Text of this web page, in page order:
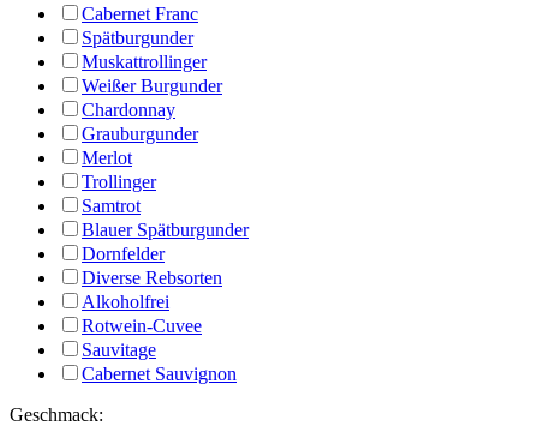
Cabernet Franc
Spätburgunder
Muskattrollinger
Weißer Burgunder
Chardonnay
Grauburgunder
Merlot
Trollinger
Samtrot
Blauer Spätburgunder
Dornfelder
Diverse Rebsorten
Alkoholfrei
Rotwein-Cuvee
Sauvitage
Cabernet Sauvignon
Geschmack: